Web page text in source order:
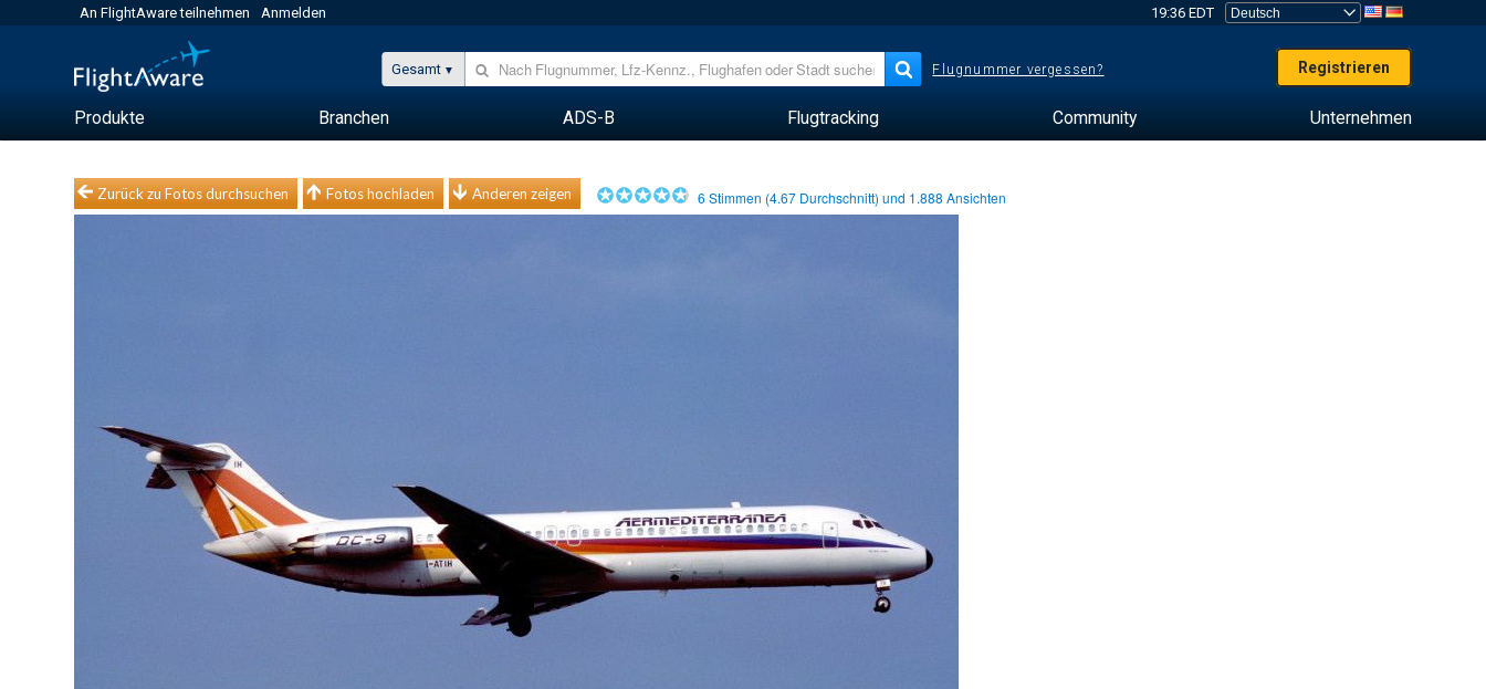
An FlightAware teilnehmen Anmelden 19:36 EDT
Gesamt Flugnummer vergessen? Registrieren
Produkte Branchen ADS-B Flugtracking Community Unternehmen
Zurück zu Fotos durchsuchen Fotos hochladen Anderen zeigen 6 Stimmen (4.67 Durchschnitt) und 1.888 Ansichten